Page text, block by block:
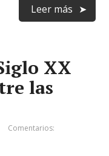
Leer más
XX
las
Comentarios: